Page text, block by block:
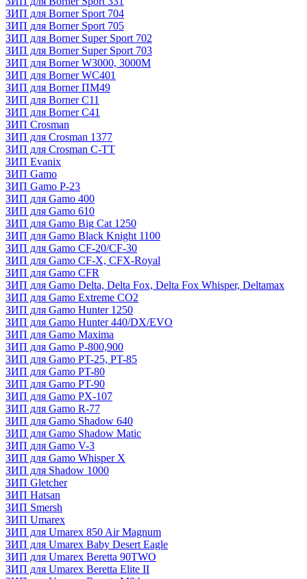
ЗИП для Borner Sport 704
ЗИП для Borner Sport 705
ЗИП для Borner Super Sport 702
ЗИП для Borner Super Sport 703
ЗИП для Borner W3000, 3000М
ЗИП для Borner WC401
ЗИП для Borner ПМ49
ЗИП для Borner С11
ЗИП для Borner С41
ЗИП Crosman
ЗИП для Crosman 1377
ЗИП для Crosman C-TT
ЗИП Evanix
ЗИП Gamo
ЗИП Gamo P-23
ЗИП для Gamo 400
ЗИП для Gamo 610
ЗИП для Gamo Big Cat 1250
ЗИП для Gamo Black Knight 1100
ЗИП для Gamo CF-20/CF-30
ЗИП для Gamo CF-X, CFX-Royal
ЗИП для Gamo CFR
ЗИП для Gamo Delta, Delta Fox, Delta Fox Whisper, Deltamax
ЗИП для Gamo Extreme CO2
ЗИП для Gamo Hunter 1250
ЗИП для Gamo Hunter 440/DX/EVO
ЗИП для Gamo Maxima
ЗИП для Gamo P-800,900
ЗИП для Gamo PT-25, PT-85
ЗИП для Gamo PT-80
ЗИП для Gamo PT-90
ЗИП для Gamo PX-107
ЗИП для Gamo R-77
ЗИП для Gamo Shadow 640
ЗИП для Gamo Shadow Matic
ЗИП для Gamo V-3
ЗИП для Gamo Whisper X
ЗИП для Shadow 1000
ЗИП Gletcher
ЗИП Hatsan
ЗИП Smersh
ЗИП Umarex
ЗИП для Umarex 850 Air Magnum
ЗИП для Umarex Baby Desert Eagle
ЗИП для Umarex Beretta 90TWO
ЗИП для Umarex Beretta Elite II